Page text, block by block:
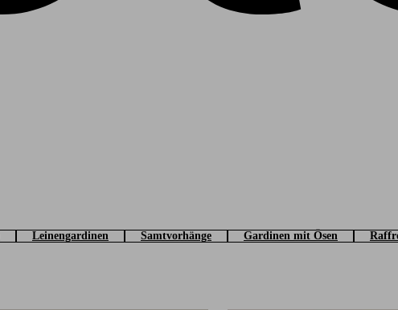
Leinengardinen Samtvorhänge Gardinen mit Ösen